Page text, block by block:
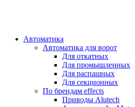
Автоматика
Автоматика для ворот
Для откатных
Для промышленных
Для распашных
Для секционных
По брендам effects
Приводы Alutech